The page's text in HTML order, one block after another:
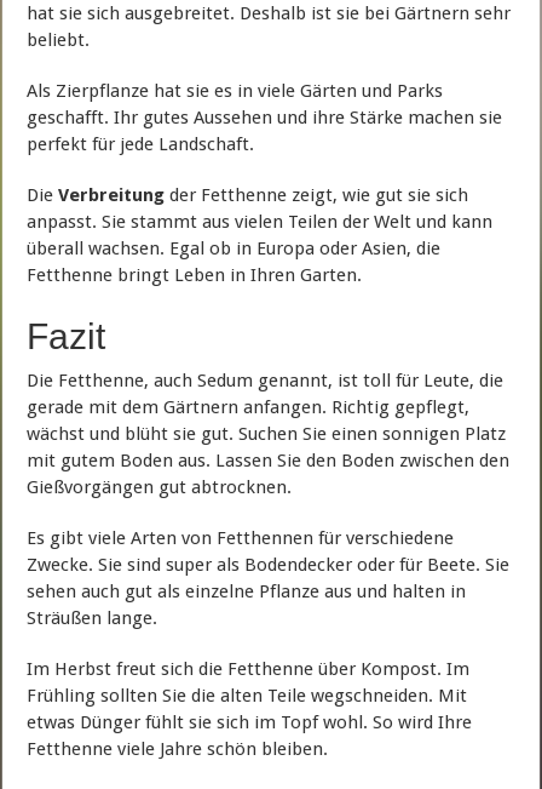
hat sie sich ausgebreitet. Deshalb ist sie bei Gärtnern sehr
beliebt.
Als Zierpflanze hat sie es in viele Gärten und Parks
geschafft. Ihr gutes Aussehen und ihre Stärke machen sie
perfekt für jede Landschaft.
DieVerbreitung der Fetthenne zeigt, wie gut sie sich
anpasst. Sie stammt aus vielen Teilen der Welt und kann
überall wachsen. Egal ob in Europa oder Asien, die
Fetthenne bringt Leben in Ihren Garten.
Fazit
Die Fetthenne, auch Sedum genannt, ist toll für Leute, die
gerade mit dem Gärtnern anfangen. Richtig gepflegt,
wächst und blüht sie gut. Suchen Sie einen sonnigen Platz
mit gutem Boden aus. Lassen Sie den Boden zwischen den
Gießvorgängen gut abtrocknen.
Es gibt viele Arten von Fetthennen für verschiedene
Zwecke. Sie sind super als Bodendecker oder für Beete. Sie
sehen auch gut als einzelne Pflanze aus und halten in
Sträußen lange.
Im Herbst freut sich die Fetthenne über Kompost. Im
Frühling sollten Sie die alten Teile wegschneiden. Mit
etwas Dünger fühlt sie sich im Topf wohl. So wird Ihre
Fetthenne viele Jahre schön bleiben.